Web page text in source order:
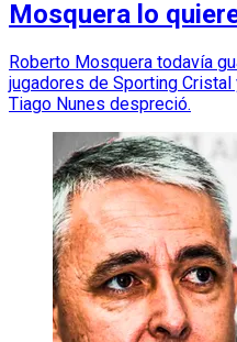
Mosquera lo
Roberto Mosquera todavía
jugadores de Sporting
Tiago Nunes despreció.